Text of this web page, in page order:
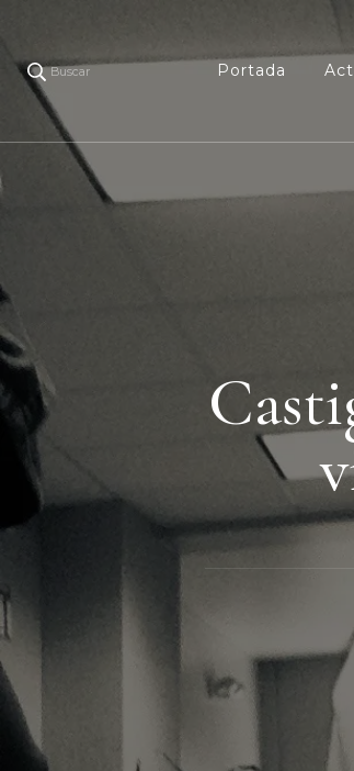
Buscar Portada